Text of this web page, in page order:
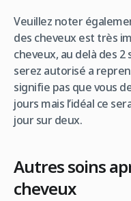
Veuillez noter
des cheveux est très
cheveux, au delà des
serez autorisé a
signifie pas que vous
jours mais l’idéal ce
jour sur deux.
Autres soins
cheveux